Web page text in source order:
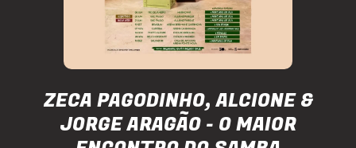
ZECA PAGODINHO, ALCIONE &
JORGE ARAGÃO - O MAIOR